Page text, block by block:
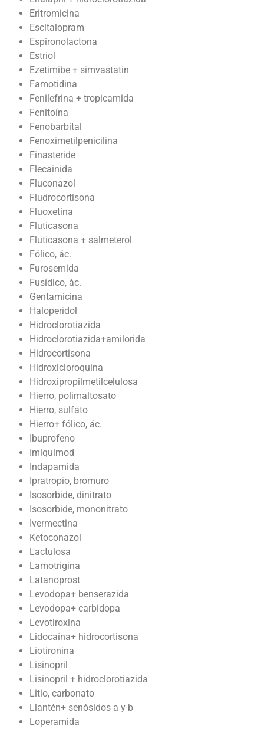
Eritromicina
Escitalopram
Espironolactona
Estriol
Ezetimibe + simvastatin
Famotidina
Fenilefrina + tropicamida
Fenitoína
Fenobarbital
Fenoximetilpenicilina
Finasteride
Flecainida
Fluconazol
Fludrocortisona
Fluoxetina
Fluticasona
Fluticasona + salmeterol
Fólico, ác.
Furosemida
Fusídico, ác.
Gentamicina
Haloperidol
Hidroclorotiazida
Hidroclorotiazida+amilorida
Hidrocortisona
Hidroxicloroquina
Hidroxipropilmetilcelulosa
Hierro, polimaltosato
Hierro, sulfato
Hierro+ fólico, ác.
Ibuprofeno
Imiquimod
Indapamida
Ipratropio, bromuro
Isosorbide, dinitrato
Isosorbide, mononitrato
Ivermectina
Ketoconazol
Lactulosa
Lamotrigina
Latanoprost
Levodopa+ benserazida
Levodopa+ carbidopa
Levotiroxina
Lidocaína+ hidrocortisona
Liotironina
Lisinopril
Lisinopril + hidroclorotiazida
Litio, carbonato
Llantén+ senósidos a y b
Loperamida